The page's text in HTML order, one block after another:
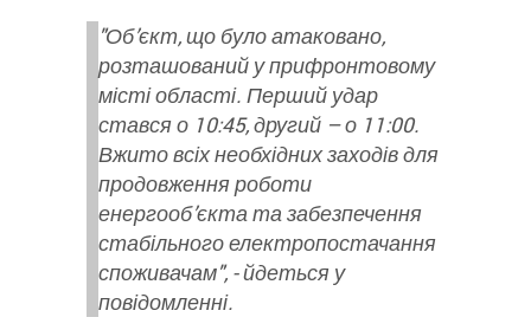
"Об’єкт, що було атаковано,
розташований у прифронтовому
місті області. Перший удар
стався о 10:45, другий – о 11:00.
Вжито всіх необхідних заходів для
продовження роботи
енергооб’єкта та забезпечення
стабільного електропостачання
споживачам", - йдеться у
повідомленні.